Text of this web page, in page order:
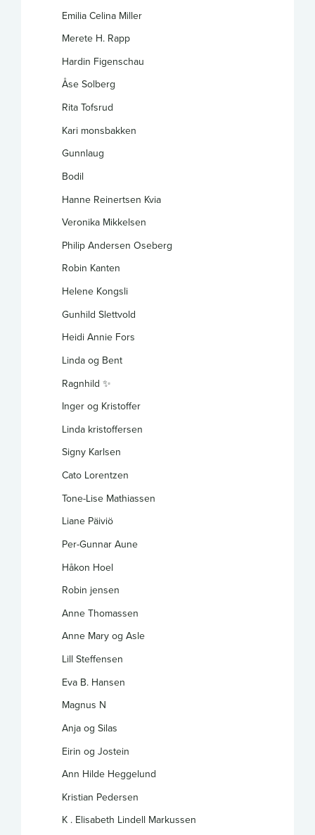
Emilia Celina Miller
Merete H. Rapp
Hardin Figenschau
Åse Solberg
Rita Tofsrud
Kari monsbakken
Gunnlaug
Bodil
Hanne Reinertsen Kvia
Veronika Mikkelsen
Philip Andersen Oseberg
Robin Kanten
Helene Kongsli
Gunhild Slettvold
Heidi Annie Fors
Linda og Bent
Ragnhild ✨️
Inger og Kristoffer
Linda kristoffersen
Signy Karlsen
Cato Lorentzen
Tone-Lise Mathiassen
Liane Päiviö
Per-Gunnar Aune
Håkon Hoel
Robin jensen
Anne Thomassen
Anne Mary og Asle
Lill Steffensen
Eva B. Hansen
Magnus N
Anja og Silas
Eirin og Jostein
Ann Hilde Heggelund
Kristian Pedersen
K . Elisabeth Lindell Markussen